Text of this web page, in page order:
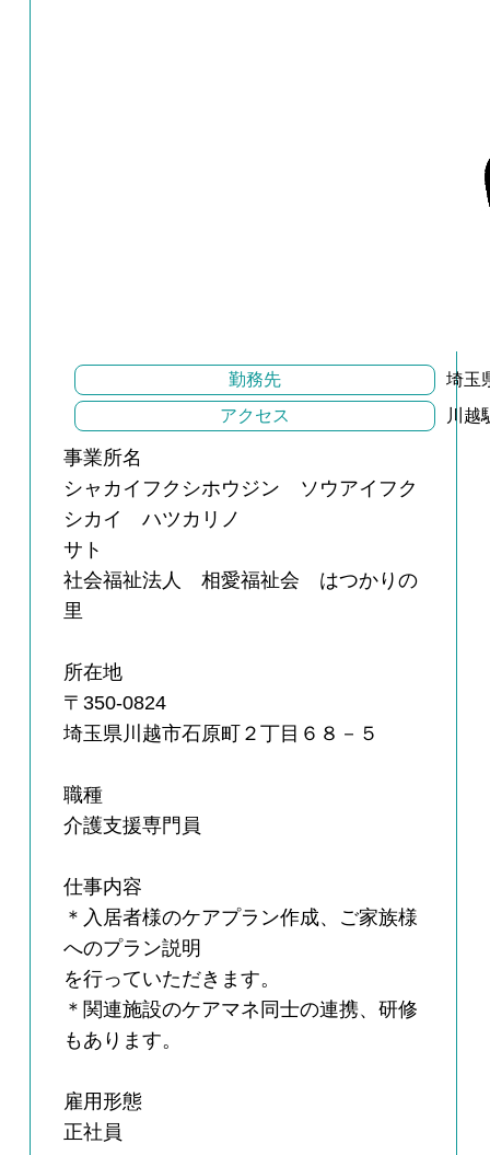
勤務先
埼玉
アクセス
川越
事業所名
シャカイフクシホウジン ソウアイフク
シカイ ハツカリノ
サト
社会福祉法人 相愛福祉会 はつかりの
里
所在地
〒350-0824
埼玉県川越市石原町２丁目６８－５
職種
介護支援専門員
仕事内容
＊入居者様のケアプラン作成、ご家族様
へのプラン説明
を行っていただきます。
＊関連施設のケアマネ同士の連携、研修
もあります。
雇用形態
正社員